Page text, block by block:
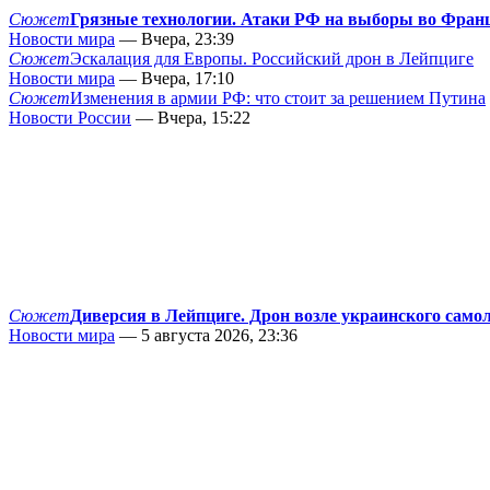
СюжетГрязные технологии. Атаки РФ на выборы во
Новости мира — Вчера, 23:39
СюжетЭскалация для Европы. Российский дрон в Лейпциге
Новости мира — Вчера, 17:10
СюжетИзменения в армии РФ: что стоит за решением Путина
Новости России — Вчера, 15:22
СюжетДиверсия в Лейпциге. Дрон возле украинского
Новости мира — 5 августа 2026, 23:36